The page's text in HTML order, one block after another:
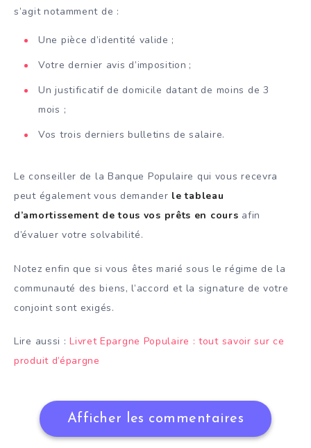
s’agit notamment de :
Une pièce d’identité valide ;
Votre dernier avis d’imposition ;
Un justificatif de domicile datant de moins de 3
mois ;
Vos trois derniers bulletins de salaire.
Le conseiller de la Banque Populaire qui vous recevra
peut également vous demander le tableau
d’amortissement de tous vos prêts en cours afin
d’évaluer votre solvabilité.
Notez enfin que si vous êtes marié sous le régime de la
communauté des biens, l’accord et la signature de votre
conjoint sont exigés.
Lire aussi :Livret Epargne Populaire : tout savoir sur ce
produit d’épargne
Afficher les commentaires